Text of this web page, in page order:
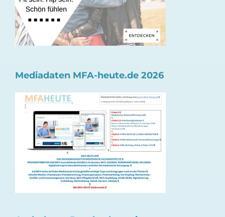
Mediadaten MFA-heute.de 2026